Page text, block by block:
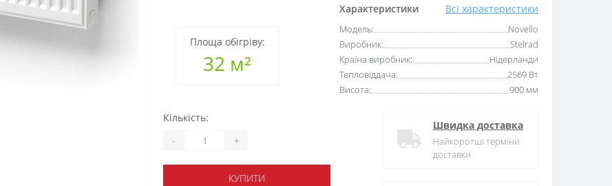
Площа обігріву:
32 м²
Характеристики Всі характеристики
Модель:
Novello
Виробник:
Stelrad
Країна виробник:
Нідерланди
Тепловіддача:
2569 Вт
Висота:
900 мм
Кількість:
- +
КУПИТИ
Швидка доставка
Найкоротші терміни
доставки